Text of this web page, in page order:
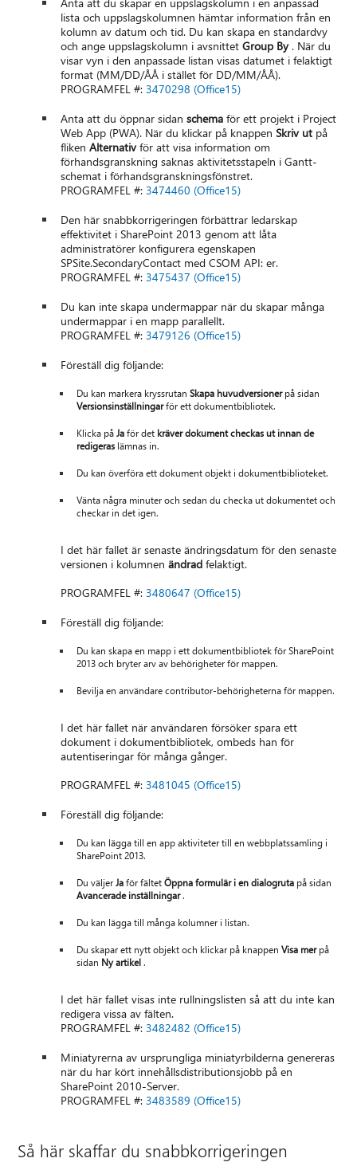
lista och uppslagskolumnen hämtar information från en
kolumn av datum och tid. Du kan skapa en standardvy
och ange uppslagskolumn i avsnittetGroup By. När du
visar vyn i den anpassade listan visas datumet i felaktigt
format (MM/DD/ÅÅ i stället för DD/MM/ÅÅ).
PROGRAMFEL #:3470298 (Office15)
Anta att du öppnar sidanschemaför ett projekt i Project
Web App (PWA). När du klickar på knappenSkriv ut på
flikenAlternativför att visa information om
förhandsgranskning saknas aktivitetsstapeln i Gantt-
schemat i förhandsgranskningsfönstret.
PROGRAMFEL #:3474460 (Office15)
Den här snabbkorrigeringen förbättrar ledarskap
effektivitet i SharePoint 2013 genom att låta
administratörer konfigurera egenskapen
SPSite.SecondaryContact med CSOM API: er.
PROGRAMFEL #:3475437 (Office15)
Du kan inte skapa undermappar när du skapar många
undermappar i en mapp parallellt.
PROGRAMFEL #:3479126 (Office15)
Föreställ dig följande:
Du kan markera kryssrutanSkapa huvudversionerpå sidan
Versionsinställningarför ett dokumentbibliotek.
Klicka påJaför det kräver dokument checkas ut innan de
redigeras lämnas in.
Du kan överföra ett dokument objekt i dokumentbiblioteket.
Vänta några minuter och sedan du checka ut dokumentet och
checkar in det igen.
I det här fallet är senaste ändringsdatum för den senaste
versionen i kolumnen ändrad felaktigt.
PROGRAMFEL #:3480647 (Office15)
Föreställ dig följande:
Du kan skapa en mapp i ett dokumentbibliotek för SharePoint
2013 och bryter arv av behörigheter för mappen.
Bevilja en användare contributor-behörigheterna för mappen.
I det här fallet när användaren försöker spara ett
dokument i dokumentbibliotek, ombeds han för
autentiseringar för många gånger.
PROGRAMFEL #:3481045 (Office15)
Föreställ dig följande:
Du kan lägga till en app aktiviteter till en webbplatssamling i
SharePoint 2013.
Du väljerJaför fältetÖppna formulär i en dialogruta på sidan
Avancerade inställningar.
Du kan lägga till många kolumner i listan.
Du skapar ett nytt objekt och klickar på knappenVisa merpå
sidan Ny artikel.
I det här fallet visas inte rullningslisten så att du inte kan
redigera vissa av fälten.
PROGRAMFEL #:3482482 (Office15)
Miniatyrerna av ursprungliga miniatyrbilderna genereras
när du har kört innehållsdistributionsjobb på en
SharePoint 2010-Server.
PROGRAMFEL #:3483589 (Office15)
Så här skaffar du snabbkorrigeringen